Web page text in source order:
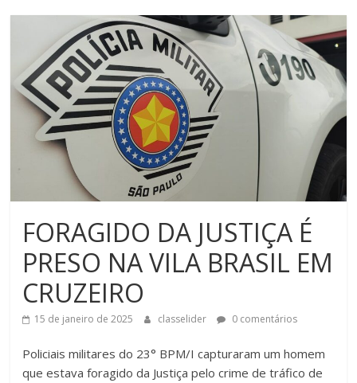
FORAGIDO DA JUSTIÇA É
PRESO NA VILA BRASIL EM
CRUZEIRO
15 de janeiro de 2025 classelider 0 comentários
Policiais militares do 23° BPM/I capturaram um homem
que estava foragido da Justiça pelo crime de tráfico de